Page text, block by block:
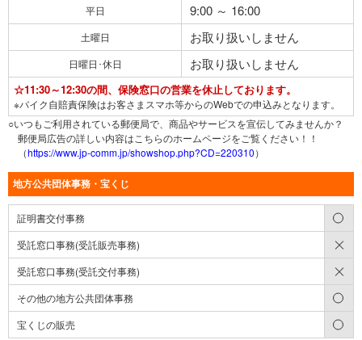
平日 9:00 ～ 16:00
土曜日 お取り扱いしません
日曜日･休日 お取り扱いしません
☆11:30～12:30の間、保険窓口の営業を休止しております。
※バイク自賠責保険はお客さまスマホ等からのWebでの申込みとなります。
○いつもご利用されている郵便局で、商品やサービスを宣伝してみませんか？
郵便局広告の詳しい内容はこちらのホームページをご覧ください！！
（https://www.jp-comm.jp/showshop.php?CD=220310）
地方公共団体事務・宝くじ
証明書交付事務
受託窓口事務(受託販売事務)
受託窓口事務(受託交付事務)
その他の地方公共団体事務
宝くじの販売